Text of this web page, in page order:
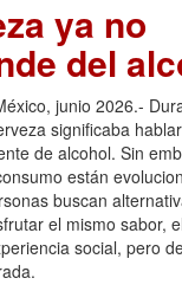
ya no
del
junio 2026.-
significaba hablar
de alcohol. Sin
están
buscan
el mismo sabor,
social, pero